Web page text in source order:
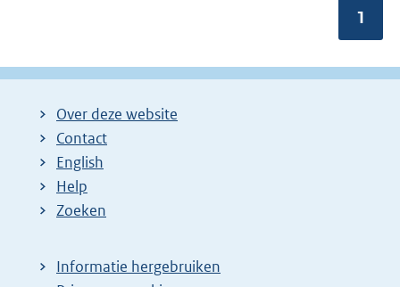
1
Over deze website
Contact
English
Help
Zoeken
Informatie hergebruiken